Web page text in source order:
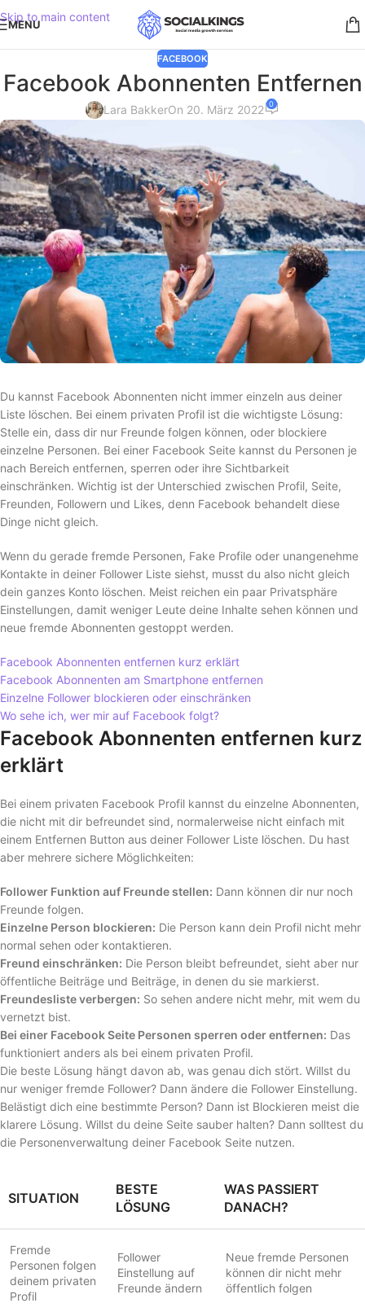
Skip to main content
MENU
FACEBOOK
Facebook Abonnenten Entfernen
Lara BakkerOn 20. März 2022 0
Du kannst Facebook Abonnenten nicht immer einzeln aus deiner
Liste löschen. Bei einem privaten Profil ist die wichtigste Lösung:
Stelle ein, dass dir nur Freunde folgen können, oder blockiere
einzelne Personen. Bei einer Facebook Seite kannst du Personen je
nach Bereich entfernen, sperren oder ihre Sichtbarkeit
einschränken. Wichtig ist der Unterschied zwischen Profil, Seite,
Freunden, Followern und Likes, denn Facebook behandelt diese
Dinge nicht gleich.
Wenn du gerade fremde Personen, Fake Profile oder unangenehme
Kontakte in deiner Follower Liste siehst, musst du also nicht gleich
dein ganzes Konto löschen. Meist reichen ein paar Privatsphäre
Einstellungen, damit weniger Leute deine Inhalte sehen können und
neue fremde Abonnenten gestoppt werden.
Facebook Abonnenten entfernen kurz erklärt
Facebook Abonnenten am Smartphone entfernen
Einzelne Follower blockieren oder einschränken
Wo sehe ich, wer mir auf Facebook folgt?
Facebook Abonnenten entfernen kurz
erklärt
Bei einem privaten Facebook Profil kannst du einzelne Abonnenten,
die nicht mit dir befreundet sind, normalerweise nicht einfach mit
einem Entfernen Button aus deiner Follower Liste löschen. Du hast
aber mehrere sichere Möglichkeiten:
Follower Funktion auf Freunde stellen: Dann können dir nur noch
Freunde folgen.
Einzelne Person blockieren: Die Person kann dein Profil nicht mehr
normal sehen oder kontaktieren.
Freund einschränken: Die Person bleibt befreundet, sieht aber nur
öffentliche Beiträge und Beiträge, in denen du sie markierst.
Freundesliste verbergen: So sehen andere nicht mehr, mit wem du
vernetzt bist.
Bei einer Facebook Seite Personen sperren oder entfernen: Das
funktioniert anders als bei einem privaten Profil.
Die beste Lösung hängt davon ab, was genau dich stört. Willst du
nur weniger fremde Follower? Dann ändere die Follower Einstellung.
Belästigt dich eine bestimmte Person? Dann ist Blockieren meist die
klarere Lösung. Willst du deine Seite sauber halten? Dann solltest du
die Personenverwaltung deiner Facebook Seite nutzen.
SITUATION
BESTE
LÖSUNG
WAS PASSIERT
DANACH?
Fremde
Personen folgen
deinem privaten
Profil
Follower
Einstellung auf
Freunde ändern
Neue fremde Personen
können dir nicht mehr
öffentlich folgen